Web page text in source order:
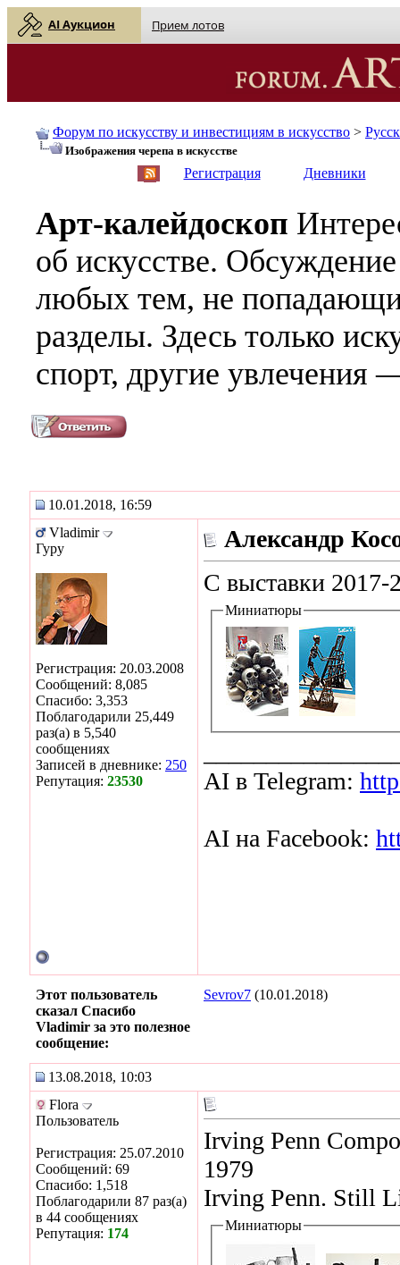
AI Аукцион Прием лотов
Форум по искусству и инвестициям в искусство >
Изображения черепа в искусстве
Регистрация Дневники
Арт-калейдоскоп
об искусстве.
любых тем, не
разделы. Здесь только
спорт, другие увлечения
10.01.2018, 16:59
Vladimir
Гуру
Регистрация: 20.03.2008
Сообщений: 8,085
Спасибо: 3,353
Поблагодарили 25,449
раз(а) в 5,540
сообщениях
Записей в дневнике: 250
Репутация: 23530
Александр
С выставки
Миниатюры
AI в Telegram:
AI на Facebook:
Этот пользователь
сказал Спасибо
Vladimir за это полезное
сообщение:
Sevrov7 (10.01.2018)
13.08.2018, 10:03
Flora
Пользователь
Регистрация: 25.07.2010
Сообщений: 69
Спасибо: 1,518
Поблагодарили 87 раз(а)
в 44 сообщениях
Репутация: 174
Irving Penn
1979
Irving Penn. Still
Миниатюры